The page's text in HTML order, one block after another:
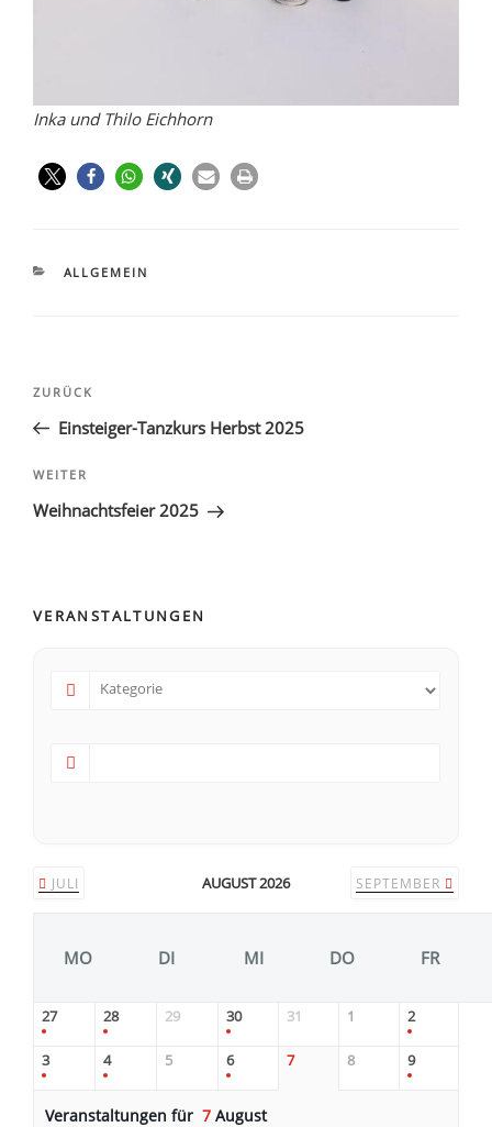
Inka und Thilo Eichhorn
ALLGEMEIN
ZURÜCK
Einsteiger-Tanzkurs Herbst 2025
WEITER
Weihnachtsfeier 2025
VERANSTALTUNGEN
JULI AUGUST 2026 SEPTEMBER
MO DI MI DO FR
27 28 29 30 31 1 2
3 4 5 6 7 8 9
Veranstaltungen für 7 August